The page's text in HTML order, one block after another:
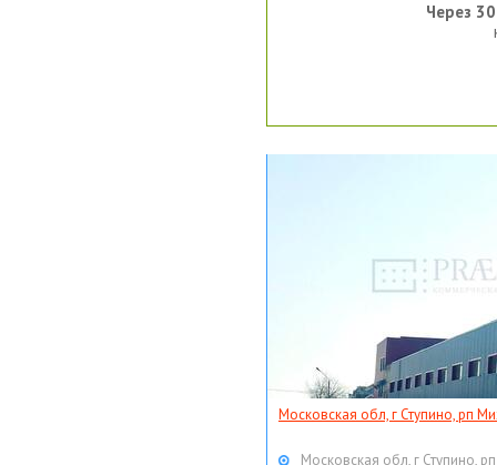
Через
Московская обл, г Ступино, рп
Московская обл, г Ступино,